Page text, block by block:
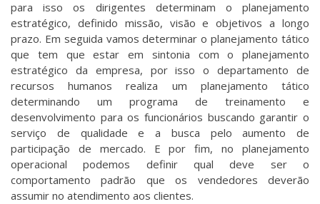
para isso os dirigentes determinam o planejamento
estratégico, definido missão, visão e objetivos a longo
prazo. Em seguida vamos determinar o planejamento tático
que tem que estar em sintonia com o planejamento
estratégico da empresa, por isso o departamento de
recursos humanos realiza um planejamento tático
determinando um programa de treinamento e
desenvolvimento para os funcionários buscando garantir o
serviço de qualidade e a busca pelo aumento de
participação de mercado. E por fim, no planejamento
operacional podemos definir qual deve ser o
comportamento padrão que os vendedores deverão
assumir no atendimento aos clientes.